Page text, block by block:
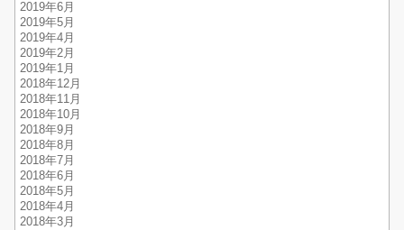
2019年6月
2019年5月
2019年4月
2019年2月
2019年1月
2018年12月
2018年11月
2018年10月
2018年9月
2018年8月
2018年7月
2018年6月
2018年5月
2018年4月
2018年3月